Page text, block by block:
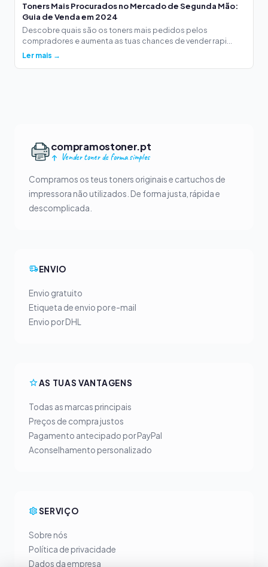
Toners Mais Procurados no Mercado de Segunda Mão:
Guia de Venda em 2024
Descobre quais são os toners mais pedidos pelos
compradores e aumenta as tuas chances de vender rapi...
Ler mais →
compramostoner.pt
Vender toner de forma simples
Compramos os teus toners originais e cartuchos de
impressora não utilizados. De forma justa, rápida e
descomplicada.
ENVIO
Envio gratuito
Etiqueta de envio por e-mail
Envio por DHL
AS TUAS VANTAGENS
Todas as marcas principais
Preços de compra justos
Pagamento antecipado por PayPal
Aconselhamento personalizado
SERVIÇO
Sobre nós
Política de privacidade
Dados da empresa